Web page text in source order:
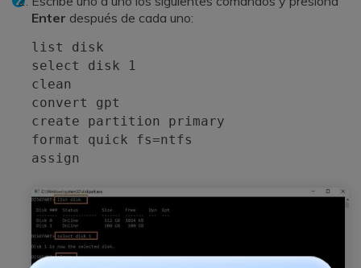
Enter después de cada uno:
list disk
select disk 1
clean
convert gpt
create partition primary
format quick fs=ntfs
assign